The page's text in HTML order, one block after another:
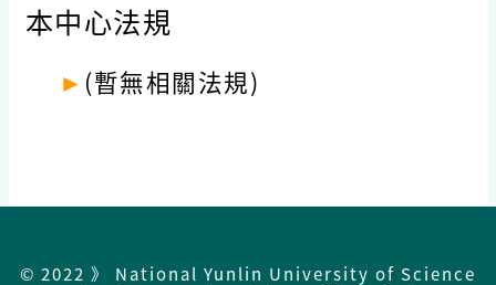
本中心法規
► (暫無相關法規)
© 2022 》 National Yunlin University of Science